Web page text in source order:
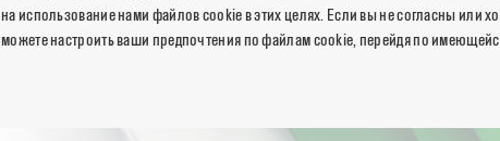
на использование нами файлов cookie в этих целях. Если вы не согласны или
можете настроить ваши предпочтения по файлам cookie, перейдя по